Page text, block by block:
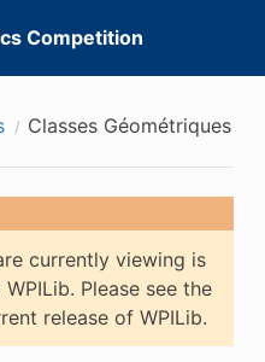
Competition
Classes Géométriques
currently viewing is
Please see the
release of WPILib.